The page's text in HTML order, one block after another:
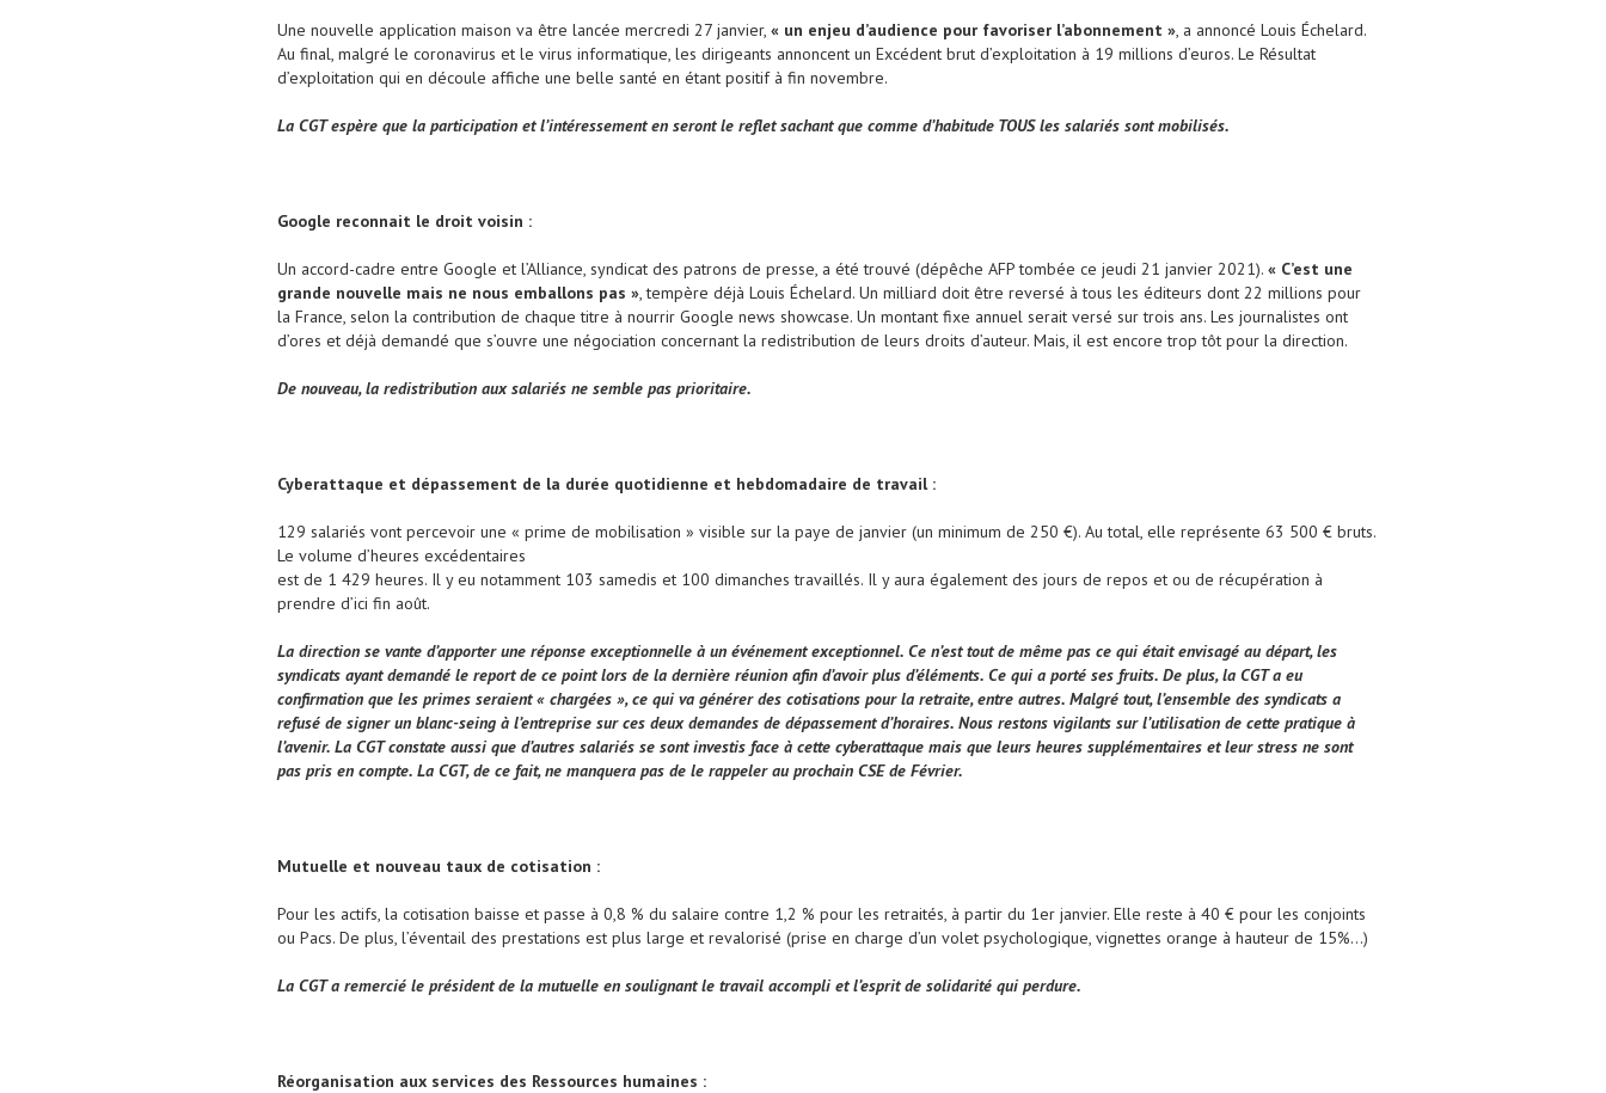
Une nouvelle application maison va être lancée mercredi 27 janvier, « un enjeu d’audience pour favoriser l’abonnement », a annoncé Louis Échelard.
Au final, malgré le coronavirus et le virus informatique, les dirigeants annoncent un Excédent brut d’exploitation à 19 millions d’euros. Le Résultat
d’exploitation qui en découle affiche une belle santé en étant positif à fin novembre.
La CGT espère que la participation et l’intéressement en seront le reflet sachant que comme d’habitude TOUS les salariés sont mobilisés.
Google reconnait le droit voisin :
Un accord-cadre entre Google et l’Alliance, syndicat des patrons de presse, a été trouvé (dépêche AFP tombée ce jeudi 21 janvier 2021). « C’est une
grande nouvelle mais ne nous emballons pas », tempère déjà Louis Échelard. Un milliard doit être reversé à tous les éditeurs dont 22 millions pour
la France, selon la contribution de chaque titre à nourrir Google news showcase. Un montant fixe annuel serait versé sur trois ans. Les journalistes ont
d’ores et déjà demandé que s’ouvre une négociation concernant la redistribution de leurs droits d’auteur. Mais, il est encore trop tôt pour la direction.
De nouveau, la redistribution aux salariés ne semble pas prioritaire.
Cyberattaque et dépassement de la durée quotidienne et hebdomadaire de travail :
129 salariés vont percevoir une « prime de mobilisation » visible sur la paye de janvier (un minimum de 250 €). Au total, elle représente 63 500 € bruts.
Le volume d’heures excédentaires
est de 1 429 heures. Il y eu notamment 103 samedis et 100 dimanches travaillés. Il y aura également des jours de repos et ou de récupération à
prendre d’ici fin août.
La direction se vante d’apporter une réponse exceptionnelle à un événement exceptionnel. Ce n’est tout de même pas ce qui était envisagé au départ, les
syndicats ayant demandé le report de ce point lors de la dernière réunion afin d’avoir plus d’éléments. Ce qui a porté ses fruits. De plus, la CGT a eu
confirmation que les primes seraient « chargées », ce qui va générer des cotisations pour la retraite, entre autres. Malgré tout, l’ensemble des syndicats a
refusé de signer un blanc-seing à l’entreprise sur ces deux demandes de dépassement d’horaires. Nous restons vigilants sur l’utilisation de cette pratique à
l’avenir. La CGT constate aussi que d’autres salariés se sont investis face à cette cyberattaque mais que leurs heures supplémentaires et leur stress ne sont
pas pris en compte. La CGT, de ce fait, ne manquera pas de le rappeler au prochain CSE de Février.
Mutuelle et nouveau taux de cotisation :
Pour les actifs, la cotisation baisse et passe à 0,8 % du salaire contre 1,2 % pour les retraités, à partir du 1er janvier. Elle reste à 40 € pour les conjoints
ou Pacs. De plus, l’éventail des prestations est plus large et revalorisé (prise en charge d’un volet psychologique, vignettes orange à hauteur de 15%…)
La CGT a remercié le président de la mutuelle en soulignant le travail accompli et l’esprit de solidarité qui perdure.
Réorganisation aux services des Ressources humaines :